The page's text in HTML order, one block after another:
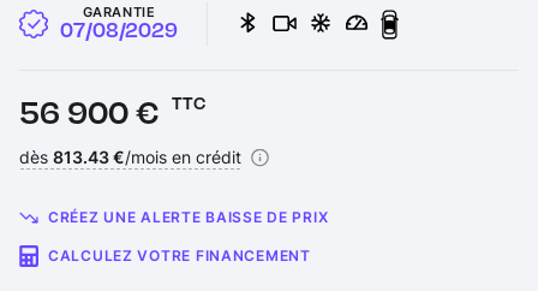
GARANTIE
07/08/2029
Prix :
56 900 € TTC
Financement :
dès 813.43 €/mois en crédit
CRÉEZ UNE ALERTE BAISSE DE PRIX
CALCULEZ VOTRE FINANCEMENT